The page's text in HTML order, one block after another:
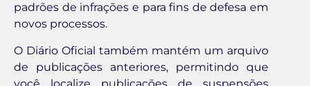
padrões de infrações e para fins de defesa em
novos processos.
O Diário Oficial também mantém um arquivo
de publicações anteriores, permitindo que